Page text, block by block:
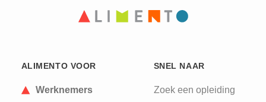
ALIMENTO VOOR
Werknemers
SNEL NAAR
Zoek een opleiding